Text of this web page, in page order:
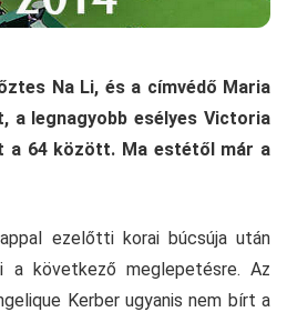
Na Li, és a címvédő Maria
a legnagyobb esélyes Victoria
a 64 között. Ma estétől már a
ezelőtti korai búcsúja után
következő meglepetésre. Az
Kerber ugyanis nem bírt a